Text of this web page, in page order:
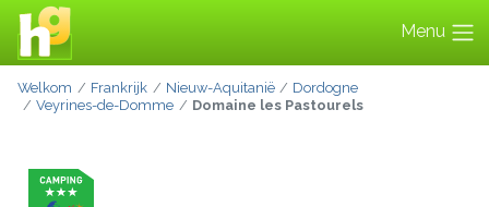
Menu
Welkom Frankrijk Nieuw-Aquitanië
Dordogne
Veyrines-de-Domme
Domaine les Pastourels